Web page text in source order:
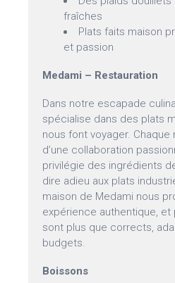
fraîches
Plats faits maison
et passion
Medami – Restauration
Dans notre escapade
spécialise dans des plats
nous font voyager.
d’une collaboration
privilégie des ingrédients
dire adieu aux plats
maison de Medami nous
expérience authentique, et
sont plus que corrects,
budgets.
Boissons